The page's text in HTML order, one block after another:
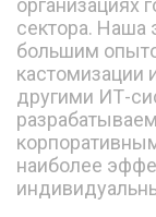
организациях
сектора. Наша
большим
кастомизации
другими ИТ-
наиболее